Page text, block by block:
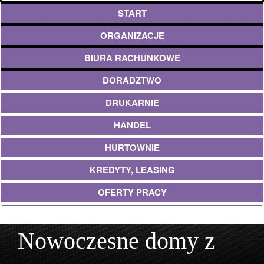
START
ORGANIZACJE
BIURA RACHUNKOWE
DORADZTWO
DRUKARNIE
HANDEL
HURTOWNIE
KREDYTY, LEASING
OFERTY PRACY
EKOLOGIA
ARCHITEKTURA
Nowoczesne domy z